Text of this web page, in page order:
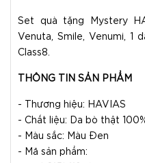
Set quà tặng Mystery
Venuta, Smile, Venumi, 1
Class8.
THÔNG TIN SẢN PHẨM
- Thương hiệu: HAVIAS
- Chất liệu: Da bò thật
- Màu sắc: Màu Đen
- Mã sản phẩm: